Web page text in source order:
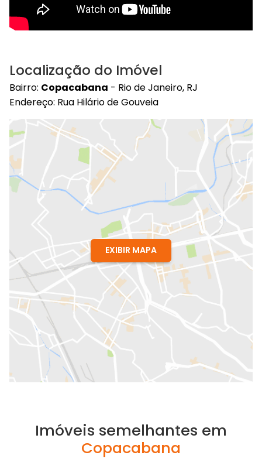
Localização do Imóvel
Bairro: Copacabana - Rio de Janeiro, RJ
Endereço: Rua Hilário de Gouveia
EXIBIR MAPA
Imóveis semelhantes em
Copacabana